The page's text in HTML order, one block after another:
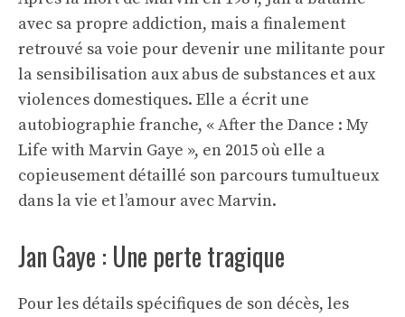
avec sa propre addiction, mais a finalement
retrouvé sa voie pour devenir une militante pour
la sensibilisation aux abus de substances et aux
violences domestiques. Elle a écrit une
autobiographie franche, « After the Dance : My
Life with Marvin Gaye », en 2015 où elle a
copieusement détaillé son parcours tumultueux
dans la vie et l’amour avec Marvin.
Jan Gaye : Une perte tragique
Pour les détails spécifiques de son décès, les